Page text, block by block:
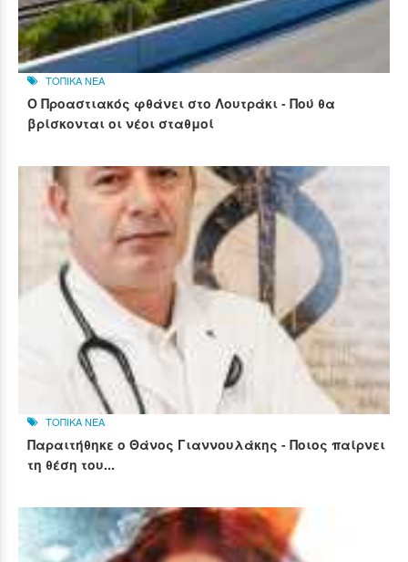
ΤΟΠΙΚΑ ΝΕΑ
Ο Προαστιακός φθάνει στο Λουτράκι - Πού θα
βρίσκονται οι νέοι σταθμοί
ΤΟΠΙΚΑ ΝΕΑ
Παραιτήθηκε ο Θάνος Γιαννουλάκης - Ποιος παίρνει
τη θέση του...